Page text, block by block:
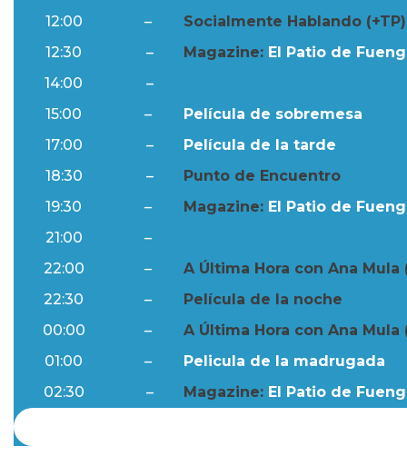
12:00
–
Socialmente Hablando (+TP)
12:30
– Magazine: El Patio de
14:00
–
15:00
–
Película de sobremesa
17:00
–
Película de la tarde
18:30
–
Punto de Encuentro
19:30
– Magazine: El Patio de
21:00
–
22:00
–
A Última Hora con Ana Mula
22:30
–
Película de la noche
00:00
–
A Última Hora con Ana Mula
01:00
–
Pelicula de la madrugada
02:30
– Magazine: El Patio de